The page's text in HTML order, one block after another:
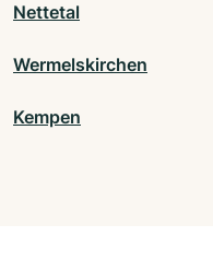
Nettetal
Wermelskirchen
Kempen